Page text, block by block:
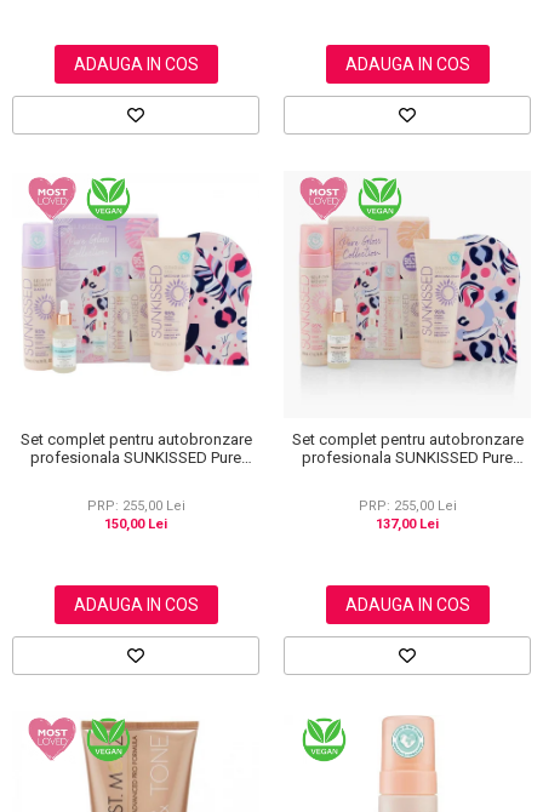
ADAUGA IN COS ADAUGA IN COS
Set complet pentru autobronzare
profesionala SUNKISSED Pure
PRP: 255,00 Lei
150,00 Lei
ADAUGA IN COS
Set complet pentru autobronzare
profesionala SUNKISSED Pure
PRP: 255,00 Lei
137,00 Lei
ADAUGA IN COS